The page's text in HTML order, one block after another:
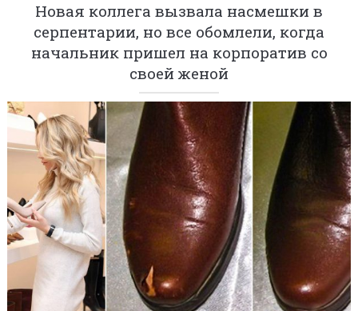
Новая коллега вызвала насмешки в
серпентарии, но все обомлели, когда
начальник пришел на корпоратив со
своей женой